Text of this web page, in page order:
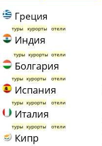
Греция
туры курорты отели
Индия
туры курорты отели
Болгария
туры курорты отели
Испания
туры курорты отели
Италия
туры курорты отели
Кипр